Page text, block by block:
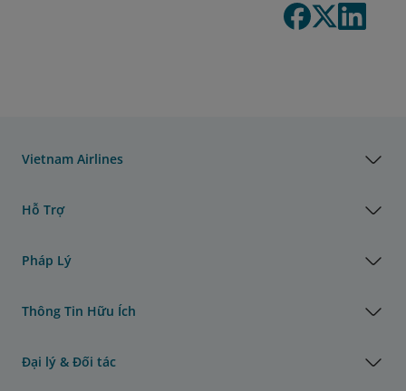
Vietnam Airlines
Hỗ Trợ
Pháp Lý
Thông Tin Hữu Ích
Đại lý & Đối tác